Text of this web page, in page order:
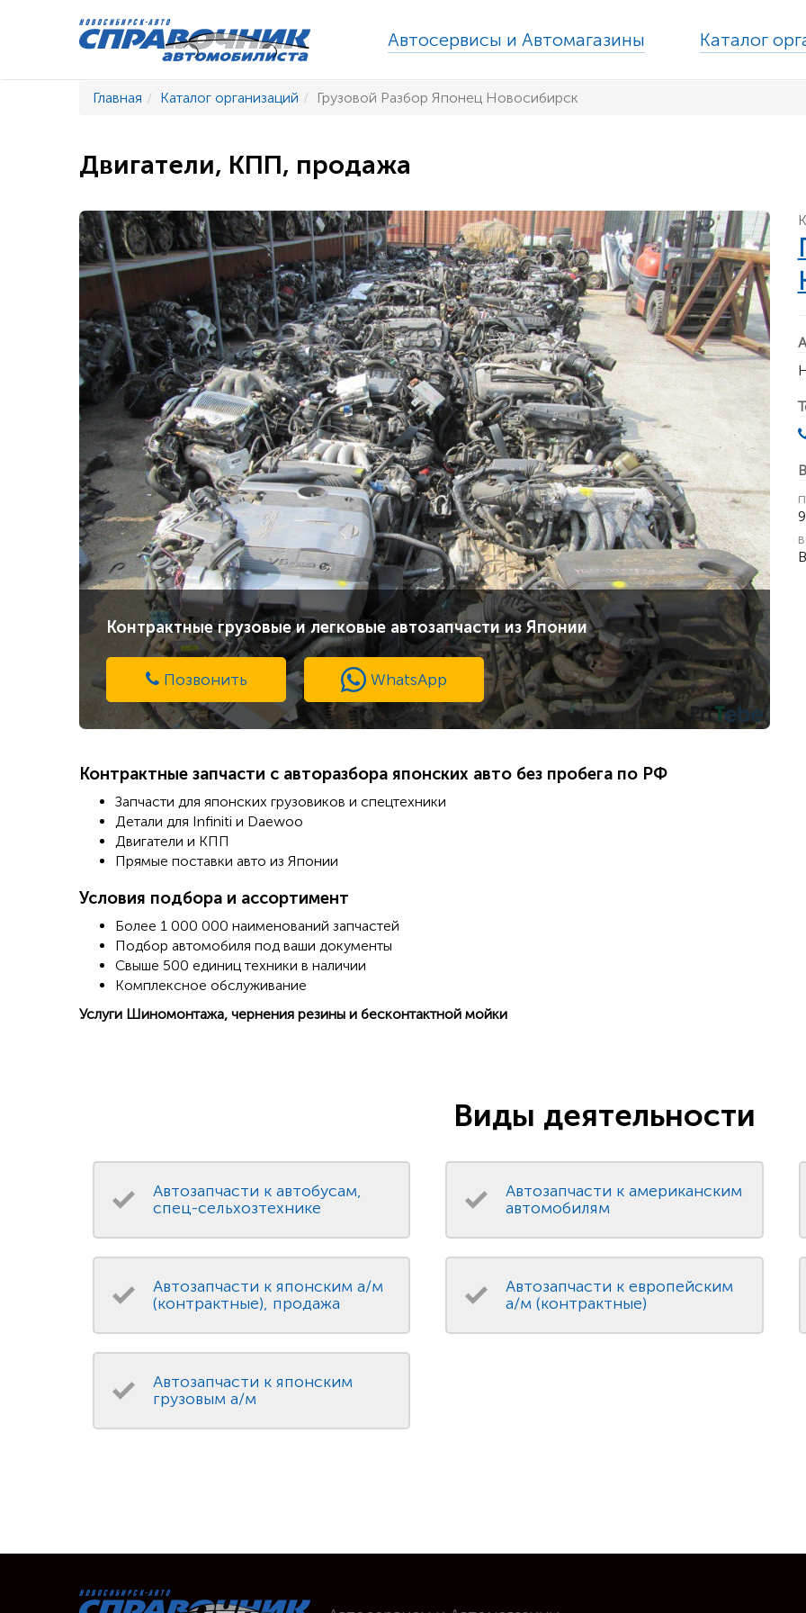
Автосервисы и Автомагазины Каталог
Главная Каталог организаций Грузовой Разбор Японец Новосибирск
Двигатели, КПП, продажа
Контрактные грузовые и легковые автозапчасти из Японии
Позвонить WhatsApp
Контрактные запчасти с авторазбора японских авто без пробега по РФ
Запчасти для японских грузовиков и спецтехники
Детали для Infiniti и Daewoo
Двигатели и КПП
Прямые поставки авто из Японии
Условия подбора и ассортимент
Более 1 000 000 наименований запчастей
Подбор автомобиля под ваши документы
Свыше 500 единиц техники в наличии
Комплексное обслуживание
Услуги Шиномонтажа, чернения резины и бесконтактной мойки
Виды деятельности
Автозапчасти к автобусам,
спец-сельхозтехнике
Автозапчасти к американским
автомобилям
Автозапчасти к японским а/м
(контрактные), продажа
Автозапчасти к европейским
а/м (контрактные)
Автозапчасти к японским
грузовым а/м